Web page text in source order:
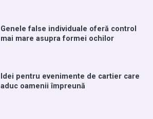
Genele false individuale oferă control
mai mare asupra formei ochilor
Idei pentru evenimente de cartier care
aduc oamenii împreună